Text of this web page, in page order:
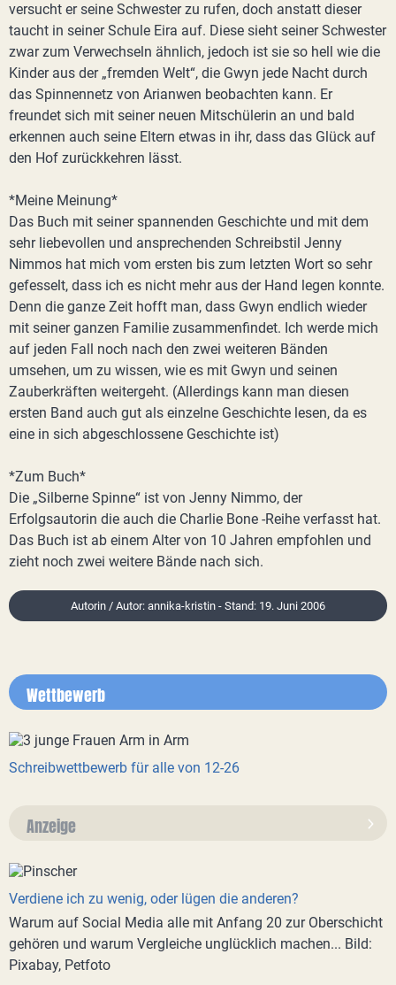
versucht er seine Schwester zu rufen, doch anstatt dieser
taucht in seiner Schule Eira auf. Diese sieht seiner Schwester
zwar zum Verwechseln ähnlich, jedoch ist sie so hell wie die
Kinder aus der „fremden Welt“, die Gwyn jede Nacht durch
das Spinnennetz von Arianwen beobachten kann. Er
freundet sich mit seiner neuen Mitschülerin an und bald
erkennen auch seine Eltern etwas in ihr, dass das Glück auf
den Hof zurückkehren lässt.
*Meine Meinung*
Das Buch mit seiner spannenden Geschichte und mit dem
sehr liebevollen und ansprechenden Schreibstil Jenny
Nimmos hat mich vom ersten bis zum letzten Wort so sehr
gefesselt, dass ich es nicht mehr aus der Hand legen konnte.
Denn die ganze Zeit hofft man, dass Gwyn endlich wieder
mit seiner ganzen Familie zusammenfindet. Ich werde mich
auf jeden Fall noch nach den zwei weiteren Bänden
umsehen, um zu wissen, wie es mit Gwyn und seinen
Zauberkräften weitergeht. (Allerdings kann man diesen
ersten Band auch gut als einzelne Geschichte lesen, da es
eine in sich abgeschlossene Geschichte ist)
*Zum Buch*
Die „Silberne Spinne“ ist von Jenny Nimmo, der
Erfolgsautorin die auch die Charlie Bone -Reihe verfasst hat.
Das Buch ist ab einem Alter von 10 Jahren empfohlen und
zieht noch zwei weitere Bände nach sich.
Autorin / Autor: annika-kristin - Stand: 19. Juni 2006
Wettbewerb
Schreibwettbewerb für alle von 12-26
Anzeige
Verdiene ich zu wenig, oder lügen die anderen?
Warum auf Social Media alle mit Anfang 20 zur Oberschicht
gehören und warum Vergleiche unglücklich machen... Bild:
Pixabay, Petfoto